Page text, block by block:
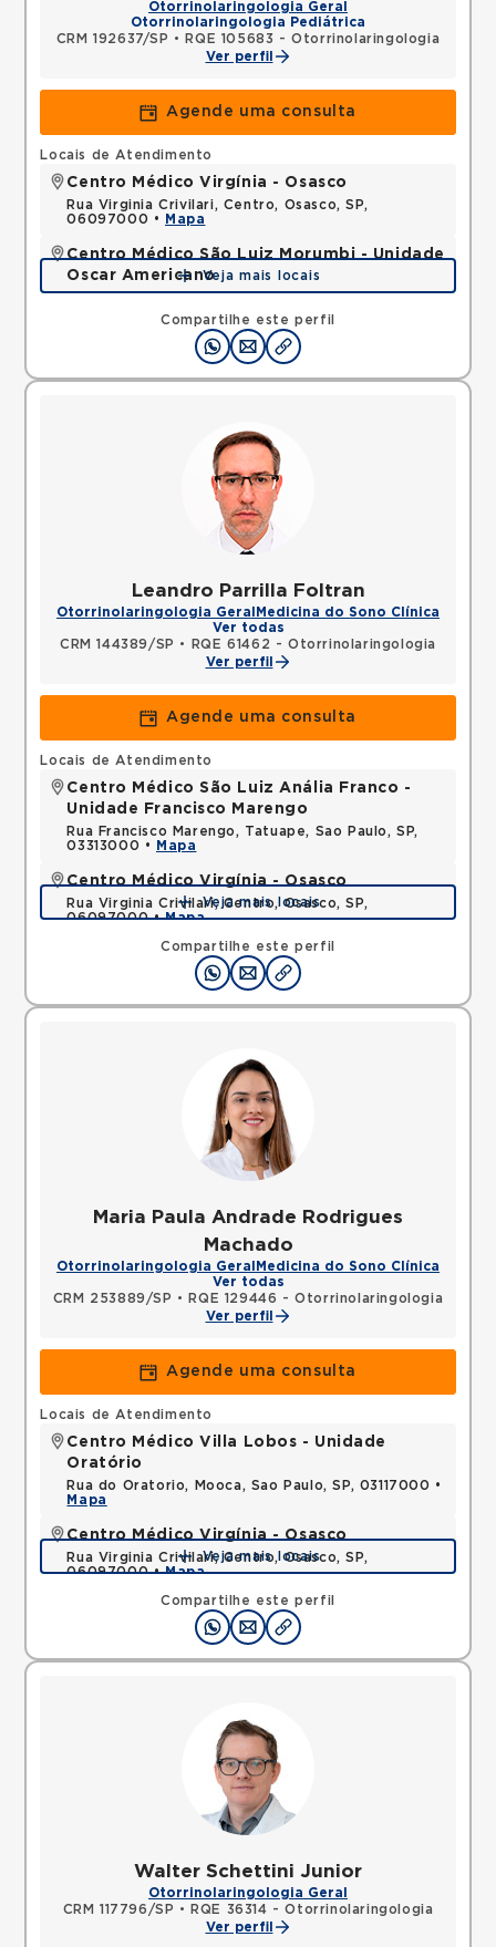
Otorrinolaringologia Geral
Otorrinolaringologia Pediátrica
CRM 192637/SP •
RQE 105683 - Otorrinolaringologia
Ver perfil
Agende uma consulta
Compartilhe este perfil
Locais de Atendimento
Centro Médico Virgínia - Osasco
Rua Virginia Crivilari, Centro, Osasco, SP,
06097000 •
Mapa
Centro Médico São Luiz Morumbi - Unidade
Oscar Americano
Rua Engenheiro Oscar Americano, Morumbi, Sao
Paulo, SP, 05673050 •
Mapa
Veja mais locais
Leandro Parrilla Foltran
Otorrinolaringologia Geral Medicina do Sono Clínica
Ver todas
CRM 144389/SP •
RQE 61462 - Otorrinolaringologia
Ver perfil
Agende uma consulta
Compartilhe este perfil
Locais de Atendimento
Centro Médico São Luiz Anália Franco -
Unidade Francisco Marengo
Rua Francisco Marengo, Tatuape, Sao Paulo, SP,
03313000 •
Mapa
Centro Médico Virgínia - Osasco
Rua Virginia Crivilari, Centro, Osasco, SP,
06097000 •Mapa
Veja mais locais
Maria Paula Andrade Rodrigues
Machado
Otorrinolaringologia Geral Medicina do Sono Clínica
Ver todas
CRM 253889/SP •
RQE 129446 - Otorrinolaringologia
Ver perfil
Agende uma consulta
Compartilhe este perfil
Locais de Atendimento
Centro Médico Villa Lobos - Unidade
Oratório
Rua do Oratorio, Mooca, Sao Paulo, SP, 03117000 •
Mapa
Centro Médico Virgínia - Osasco
Rua Virginia Crivilari, Centro, Osasco, SP,
06097000 •Mapa
Veja mais locais
Walter Schettini Junior
Otorrinolaringologia Geral
CRM 117796/SP •
RQE 36314 - Otorrinolaringologia
Ver perfil